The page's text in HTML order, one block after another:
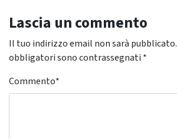
Lascia un commento
Il tuo indirizzo email non sarà pubblicato.
obbligatori sono contrassegnati *
Commento*